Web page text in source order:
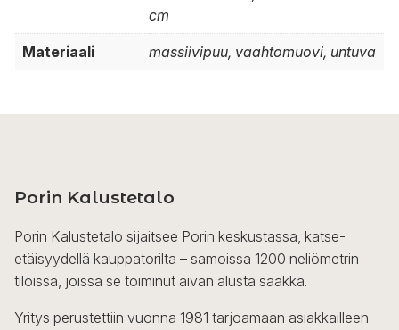
cm
Materiaali massiivipuu, vaahtomuovi, untuva
Porin Kalustetalo
Porin Kalustetalo sijaitsee Porin keskustassa, katse-
etäisyydellä kauppatorilta – samoissa 1200 neliömetrin
tiloissa, joissa se toiminut aivan alusta saakka.
Yritys perustettiin vuonna 1981 tarjoamaan asiakkailleen